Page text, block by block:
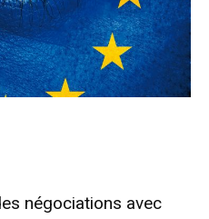
négociations avec